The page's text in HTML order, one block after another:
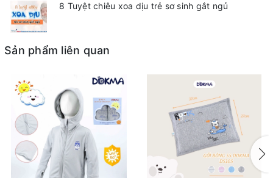
8 Tuyệt chiêu xoa dịu trẻ sơ sinh gắt ngủ
Sản phẩm liên quan